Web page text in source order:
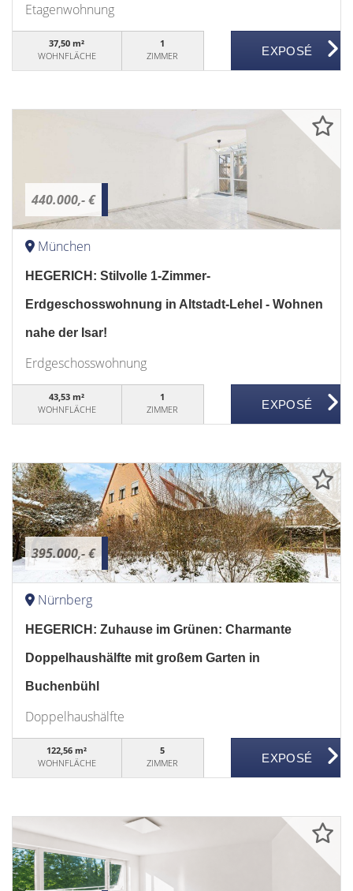
Etagenwohnung
37,50 m²
WOHNFLÄCHE
1
ZIMMER
440.000,- €
München
HEGERICH: Stilvolle 1-Zimmer-
Erdgeschosswohnung in Altstadt-Lehel - Wohnen
nahe der Isar!
Erdgeschosswohnung
43,53 m²
WOHNFLÄCHE
1
ZIMMER
395.000,- €
Nürnberg
HEGERICH: Zuhause im Grünen: Charmante
Doppelhaushälfte mit großem Garten in
Buchenbühl
Doppelhaushälfte
122,56 m²
WOHNFLÄCHE
5
ZIMMER